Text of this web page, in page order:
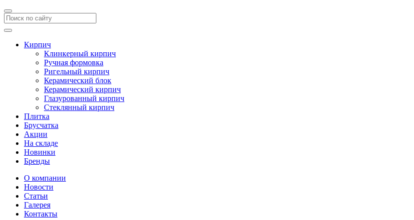
Кирпич
Клинкерный кирпич
Ручная формовка
Ригельный кирпич
Керамический блок
Керамический кирпич
Глазурованный кирпич
Стеклянный кирпич
Плитка
Брусчатка
Акции
На складе
Новинки
Бренды
О компании
Новости
Статьи
Галерея
Контакты